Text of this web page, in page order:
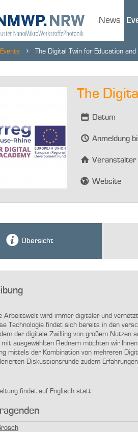
News
The Digital Twin for Education
The
Datum
Anmeldung
Veranstalter
Website
Übersicht
Arbeitswelt wird immer digitaler und
Technologie findet sich bereits in den
der digitale Zwilling von großem Nutzen
mit ausgewählten Rednern möchten wir
mittels der Kombination von mehreren
Diskussionsrunde zudem
findet auf Englisch statt.